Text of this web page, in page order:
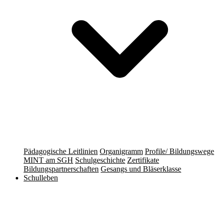
Pädagogische Leitlinien Organigramm Profile/ Bildungswege
MINT am SGH Schulgeschichte Zertifikate
Bildungspartnerschaften Gesangs und Bläserklasse
Schulleben